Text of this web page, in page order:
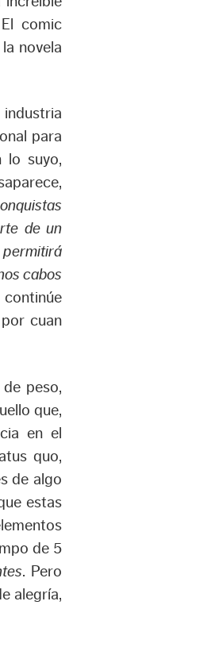
comic
novela
para
lo suyo,
de un
permitirá
cabos
continúe
cuan
peso,
que,
en el
quo,
de algo
estas
de 5
. Pero
alegría,